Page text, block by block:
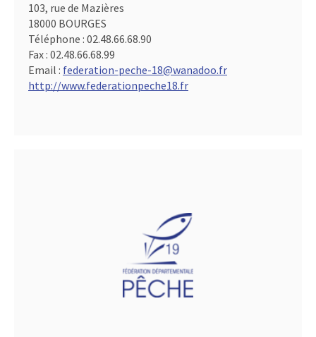
103, rue de Mazières
18000 BOURGES
Téléphone : 02.48.66.68.90
Fax : 02.48.66.68.99
Email : federation-peche-18@wanadoo.fr
http://www.federationpeche18.fr